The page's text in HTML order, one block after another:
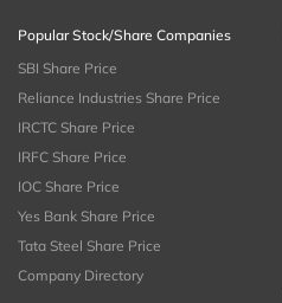
Popular Stock/Share Companies
SBI Share Price
Reliance Industries Share Price
IRCTC Share Price
IRFC Share Price
IOC Share Price
Yes Bank Share Price
Tata Steel Share Price
Company Directory